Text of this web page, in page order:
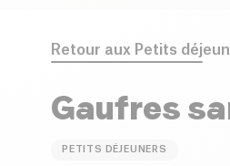
Retour aux Petits
Gaufres
PETITS DÉJEUNERS